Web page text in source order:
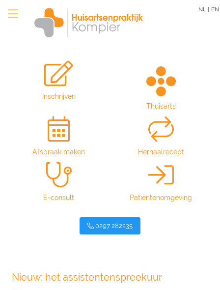
NL | EN
Inschrijven
Thuisarts
Afspraak maken Herhaalrecept
E-consult Patiëntenomgeving
0297 282235
Nieuw: het assistentenspreekuur